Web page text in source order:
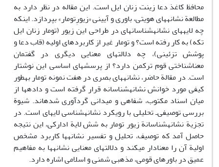
محافظ کاغذ دعا زینت زنان ایل است. این مقاله در نظر دارد به
مطالعة نشانه‏های هویتی، باوری و آیینی «زیورِتومار» بپردازد. اینکه
چه لایه‏های نشانه‏شناسانه‏ای در طراحی این زیور (تومار زنان ایل
تکه) به کار رفته است؟ و تومار غیر از کاربردهای اولیه (قاب دعا و
پوشش تزئینی)، چه دلالت‏های معنایی دیگری در گفتمان
معناشناختی قوم ترکمن دارد؟ از پرسش‏های اساسی این نوشتار
است. در مقالة حاضر، نشانه‏های بصری در هفت نمونه تومار به‏طور
کیفی مورد خوانش نشانه‏شناسانه قرار گرفته است و داده‏ها از
میان اسناد مکتوب، شفاهی و میدانی گردآوری شده‏اند. شیوة
بررسی توصیفی‌ـ تحلیلی با رویکرد نشانه‏شناسی لایه‏ای است. در
تجزیة نشانه‏شناسانة زیور تومار به شش لایة ادارکی، این نتیجه
حاصل آمد که توصیف، تحلیل و تفسیر نشانه‏ها کاربرد مشخص
اولیة آن را معنادار می‏کند و دلالت‏های معنایی نشانه‏ها به مفاهیم
عمیق در باورهای قومی، مذهبی شمنی و اسلامی اشاره دارد.